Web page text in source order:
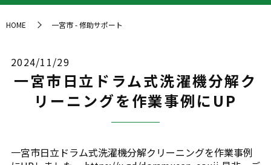
HOME 一宮市 - 修助サポート
2024/11/29
一宮市日立ドラム式洗濯機分解ク
リーニングを作業事例にUP
一宮市日立ドラム式洗濯機分解クリーニングを作業事例